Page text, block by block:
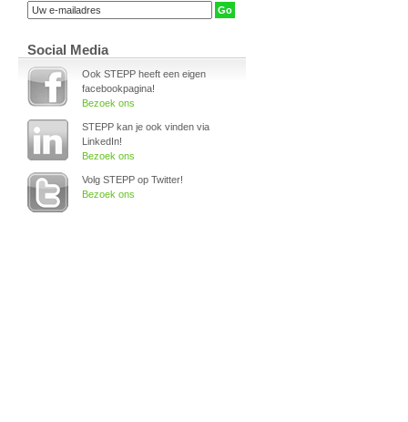
Social Media
Ook STEPP heeft een eigen
facebookpagina!
Bezoek ons
STEPP kan je ook vinden via
LinkedIn!
Bezoek ons
Volg STEPP op Twitter!
Bezoek ons